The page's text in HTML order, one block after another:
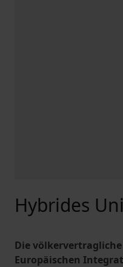
Hybrides
Die
Europäischen